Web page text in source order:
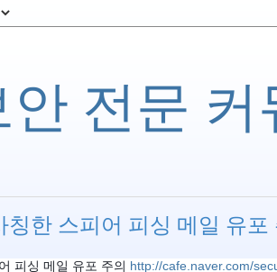
전문 커
한 스피어 피싱 메일 유포
피싱 메일 유포 주의 http://cafe.naver.com/